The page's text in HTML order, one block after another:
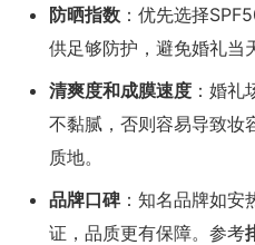
防晒指数 ：优先选择
供足够防护，避免婚礼当
清爽度和成膜速度 ：婚
不黏腻，否则容易导致妆
质地。
品牌口碑：知名品牌如安
证，品质更有保障。参考